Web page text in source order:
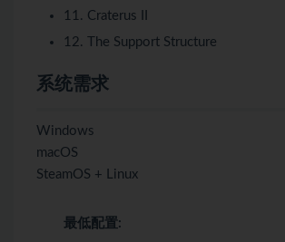
11. Craterus II
12. The Support Structure
系统需求
Windows
macOS
SteamOS + Linux
最低配置: